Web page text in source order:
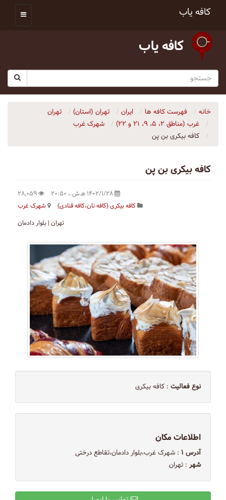
کافه یاب
کافه یاب
خانه فهرست کافه ها ایران تهران (استان)
تهران
غرب (مناطق ۲، ۵، ۹، ۲۱ و ۲۲)
شهرک غرب
کافه بیکری بن پن
کافه بیکری بن پن
کافه بیکری (کافه نان،کافه قنادی)
شهرک غرب
تهران | بلوار دادمان
نوع فعالیت : کافه بیکری
اطلاعات مکان
آدرس ۱
: شهرک غرب،بلوار دادمان،تقاطع درختی
شهر : تهران